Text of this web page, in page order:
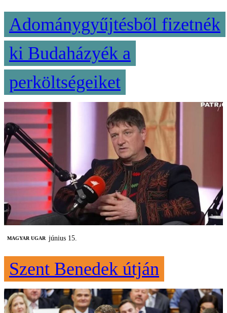
Adománygyűjtésből fizetnék
ki Budaházyék a
perköltségeiket
MAGYAR UGAR június 15.
Szent Benedek útján